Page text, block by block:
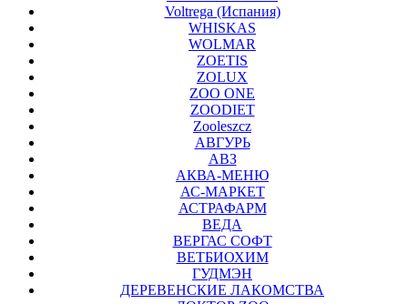
Voltrega (Испания)
WHISKAS
WOLMAR
ZOETIS
ZOLUX
ZOO ONE
ZOODIET
Zooleszcz
АВГУРЬ
АВЗ
АКВА-МЕНЮ
АС-МАРКЕТ
АСТРАФАРМ
ВЕДА
ВЕРГАС СОФТ
ВЕТБИОХИМ
ГУДМЭН
ДЕРЕВЕНСКИЕ ЛАКОМСТВА